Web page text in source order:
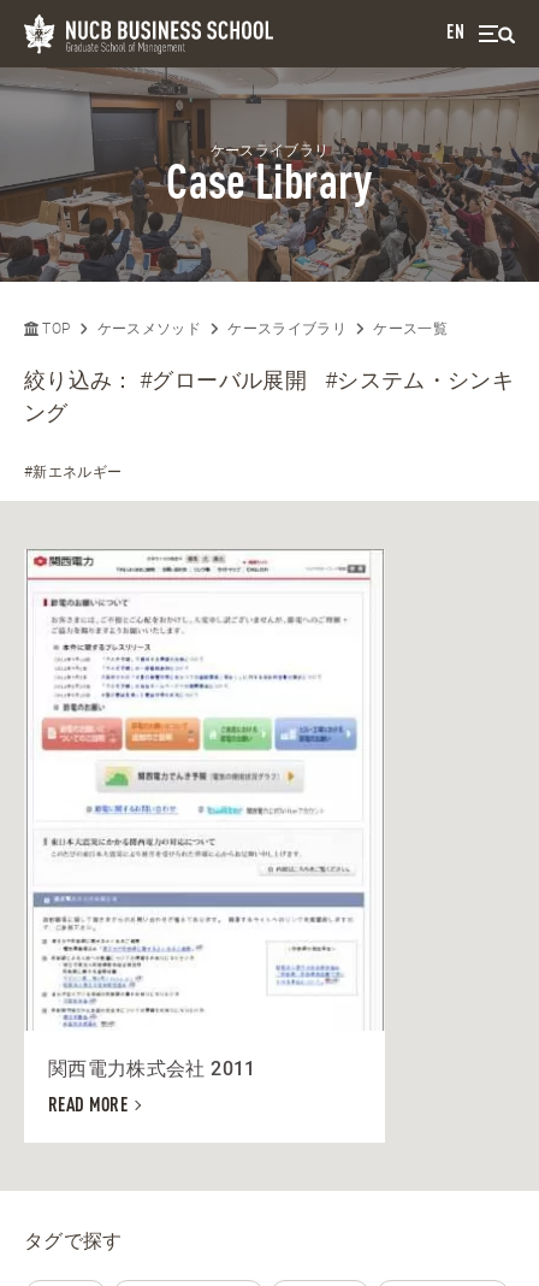
EN
ケースライブラリ
Case Library
TOP ケースメソッド ケースライブラリ ケース一覧
絞り込み：#グローバル展開
#システム・シンキ
ング
#新エネルギー
関西電力株式会社 2011
READ MORE
タグで探す